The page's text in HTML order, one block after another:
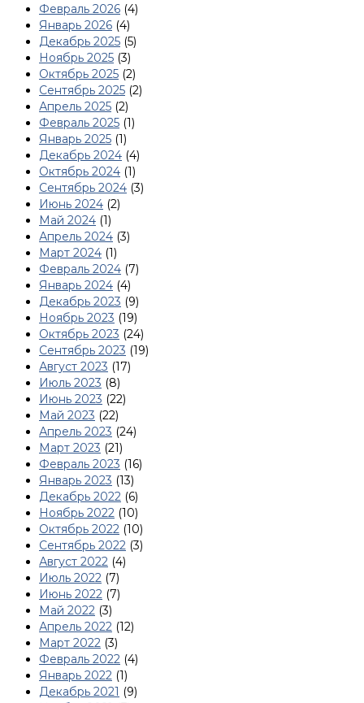
Февраль 2026 (4)
Январь 2026 (4)
Декабрь 2025 (5)
Ноябрь 2025 (3)
Октябрь 2025 (2)
Сентябрь 2025 (2)
Апрель 2025 (2)
Февраль 2025 (1)
Январь 2025 (1)
Декабрь 2024 (4)
Октябрь 2024 (1)
Сентябрь 2024 (3)
Июнь 2024 (2)
Май 2024 (1)
Апрель 2024 (3)
Март 2024 (1)
Февраль 2024 (7)
Январь 2024 (4)
Декабрь 2023 (9)
Ноябрь 2023 (19)
Октябрь 2023 (24)
Сентябрь 2023 (19)
Август 2023 (17)
Июль 2023 (8)
Июнь 2023 (22)
Май 2023 (22)
Апрель 2023 (24)
Март 2023 (21)
Февраль 2023 (16)
Январь 2023 (13)
Декабрь 2022 (6)
Ноябрь 2022 (10)
Октябрь 2022 (10)
Сентябрь 2022 (3)
Август 2022 (4)
Июль 2022 (7)
Июнь 2022 (7)
Май 2022 (3)
Апрель 2022 (12)
Март 2022 (3)
Февраль 2022 (4)
Январь 2022 (1)
Декабрь 2021 (9)